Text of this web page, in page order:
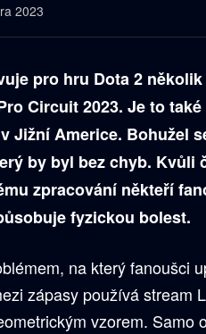
2023
pro hru Dota 2
Circuit 2023. Je to
Jižní Americe. Bohužel
by byl bez chyb. Kvůli
zpracování někteří
fyzickou bolest.
na který fanoušci
zápasy používá stream
vzorem. Samo